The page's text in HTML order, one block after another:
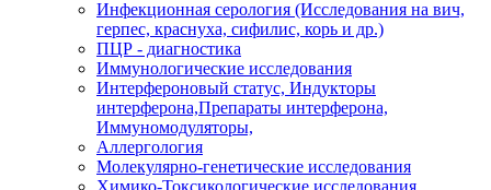
Инфекционная серология (Исследования на вич,
герпес, краснуха, сифилис, корь и др.)
ПЦР - диагностика
Иммунологические исследования
Интерфероновый статус, Индукторы
интерферона,Препараты интерферона,
Иммуномодуляторы,
Аллергология
Молекулярно-генетические исследования
Химико-Токсикологические исследования